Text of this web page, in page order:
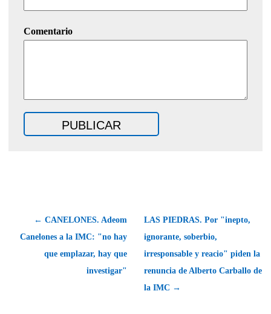
Comentario
← CANELONES. Adeom
Canelones a la IMC: "no hay
que emplazar, hay que
investigar"
LAS PIEDRAS. Por "inepto,
ignorante, soberbio,
irresponsable y reacio" piden la
renuncia de Alberto Carballo de
la IMC →